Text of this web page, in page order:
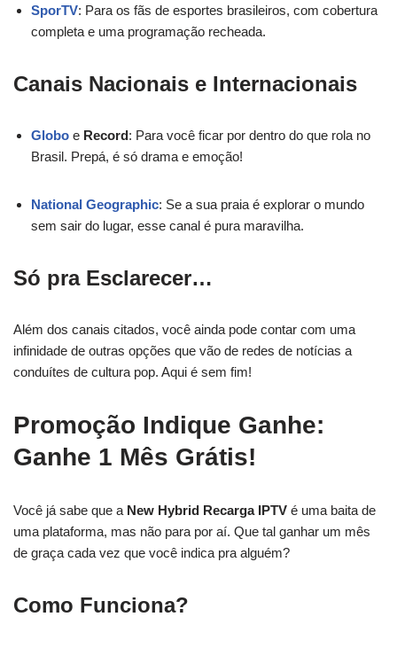
SporTV: Para os fãs de esportes brasileiros, com cobertura
completa e uma programação recheada.
Canais Nacionais e Internacionais
Globo e Record: Para você ficar por dentro do que rola no
Brasil. Prepá, é só drama e emoção!
National Geographic: Se a sua praia é explorar o mundo
sem sair do lugar, esse canal é pura maravilha.
Só pra Esclarecer…
Além dos canais citados, você ainda pode contar com uma
infinidade de outras opções que vão de redes de notícias a
conduítes de cultura pop. Aqui é sem fim!
Promoção Indique Ganhe:
Ganhe 1 Mês Grátis!
Você já sabe que a New Hybrid Recarga IPTV é uma baita de
uma plataforma, mas não para por aí. Que tal ganhar um mês
de graça cada vez que você indica pra alguém?
Como Funciona?